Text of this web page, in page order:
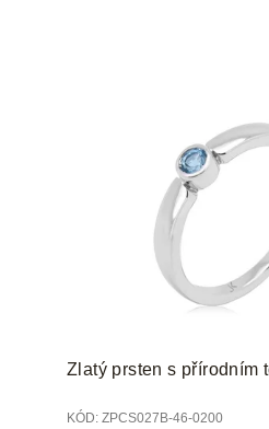
Zlatý prsten s přírodním
KÓD: ZPCS027B-46-0200